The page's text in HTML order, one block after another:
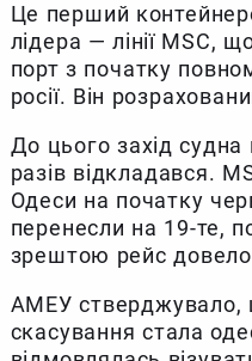
Це перший
лідера — лінії MSC,
порт з початку
росії. Він
До цього захід судна
разів відкладався.
Одеси на початку
перенесли на 19-те,
зрештою рейс
АМЕУ стверджувало,
скасування стала